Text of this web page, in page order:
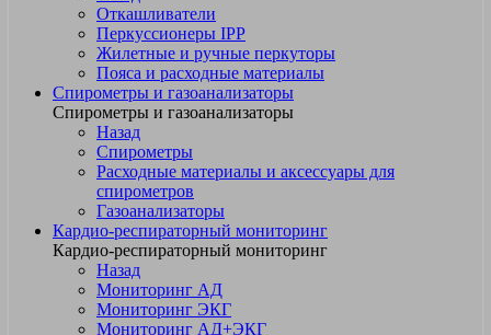
Откашливатели
Перкуссионеры IPP
Жилетные и ручные перкуторы
Пояса и расходные материалы
Спирометры и газоанализаторы
Спирометры и газоанализаторы
Назад
Спирометры
Расходные материалы и аксессуары для
спирометров
Газоанализаторы
Кардио-респираторный мониторинг
Кардио-респираторный мониторинг
Назад
Мониторинг АД
Мониторинг ЭКГ
Мониторинг АД+ЭКГ